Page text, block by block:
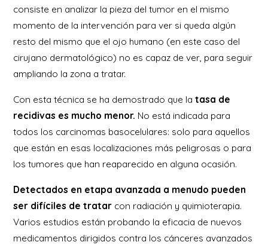
consiste en analizar la pieza del tumor en el mismo
momento de la intervención para ver si queda algún
resto del mismo que el ojo humano (en este caso del
cirujano dermatológico) no es capaz de ver, para seguir
ampliando la zona a tratar.
Con esta técnica se ha demostrado que latasa de
recidivas es mucho menor. No está indicada para
todos los carcinomas basocelulares: solo para aquellos
que están en esas localizaciones más peligrosas o para
los tumores que han reaparecido en alguna ocasión.
Detectados en etapa avanzada a menudo pueden
ser difíciles de tratar con radiación y quimioterapia.
Varios estudios están probando la eficacia de nuevos
medicamentos dirigidos contra los cánceres avanzados